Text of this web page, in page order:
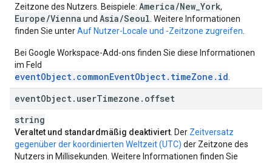
Zeitzone des Nutzers. Beispiele: America/New York,
Europe/Vienna und Asia/Seoul . Weitere Informationen
finden Sie unterAuf Nutzer-Locale und ‑Zeitzone zugreifen
Bei Google Workspace-Add‑ons finden Sie diese Informationen
im Feld
eventObject.commonEventObject.timeZone.id
eventObject. userTimezone . offset
string
Veraltet und standardmäßig deaktiviert . Der Zeitversatz
gegenüber der koordinierten Weltzeit (UTC) der Zeitzone des
Nutzers in Millisekunden. Weitere Informationen finden Sie